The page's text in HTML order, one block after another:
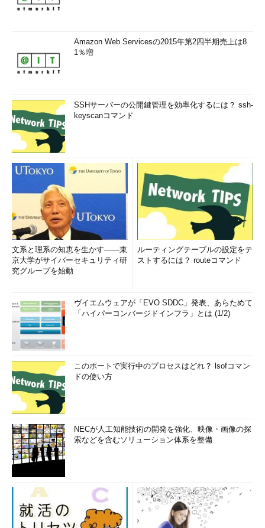
Amazon Web Servicesの2015年第2四半期売上は8
1％増
SSHサーバーの公開鍵管理を効率化するには？ ssh-
keyscanコマンド
文系と理系の知恵を生かす――東
京大学がサイバーセキュリティ研
究グループを始動
ルーティングテーブルの設定をテ
ストするには？ routeコマンド
ヴイエムウェアが「EVO SDDC」発表、あらためて
「ハイパーコンバージドインフラ」とは (1/2)
このポートで実行中のプロセスはどれ？ lsofコマン
ドの使い方
NECが人工知能技術の開発を強化、映像・画像の探
索などを含むソリューション体系を整備